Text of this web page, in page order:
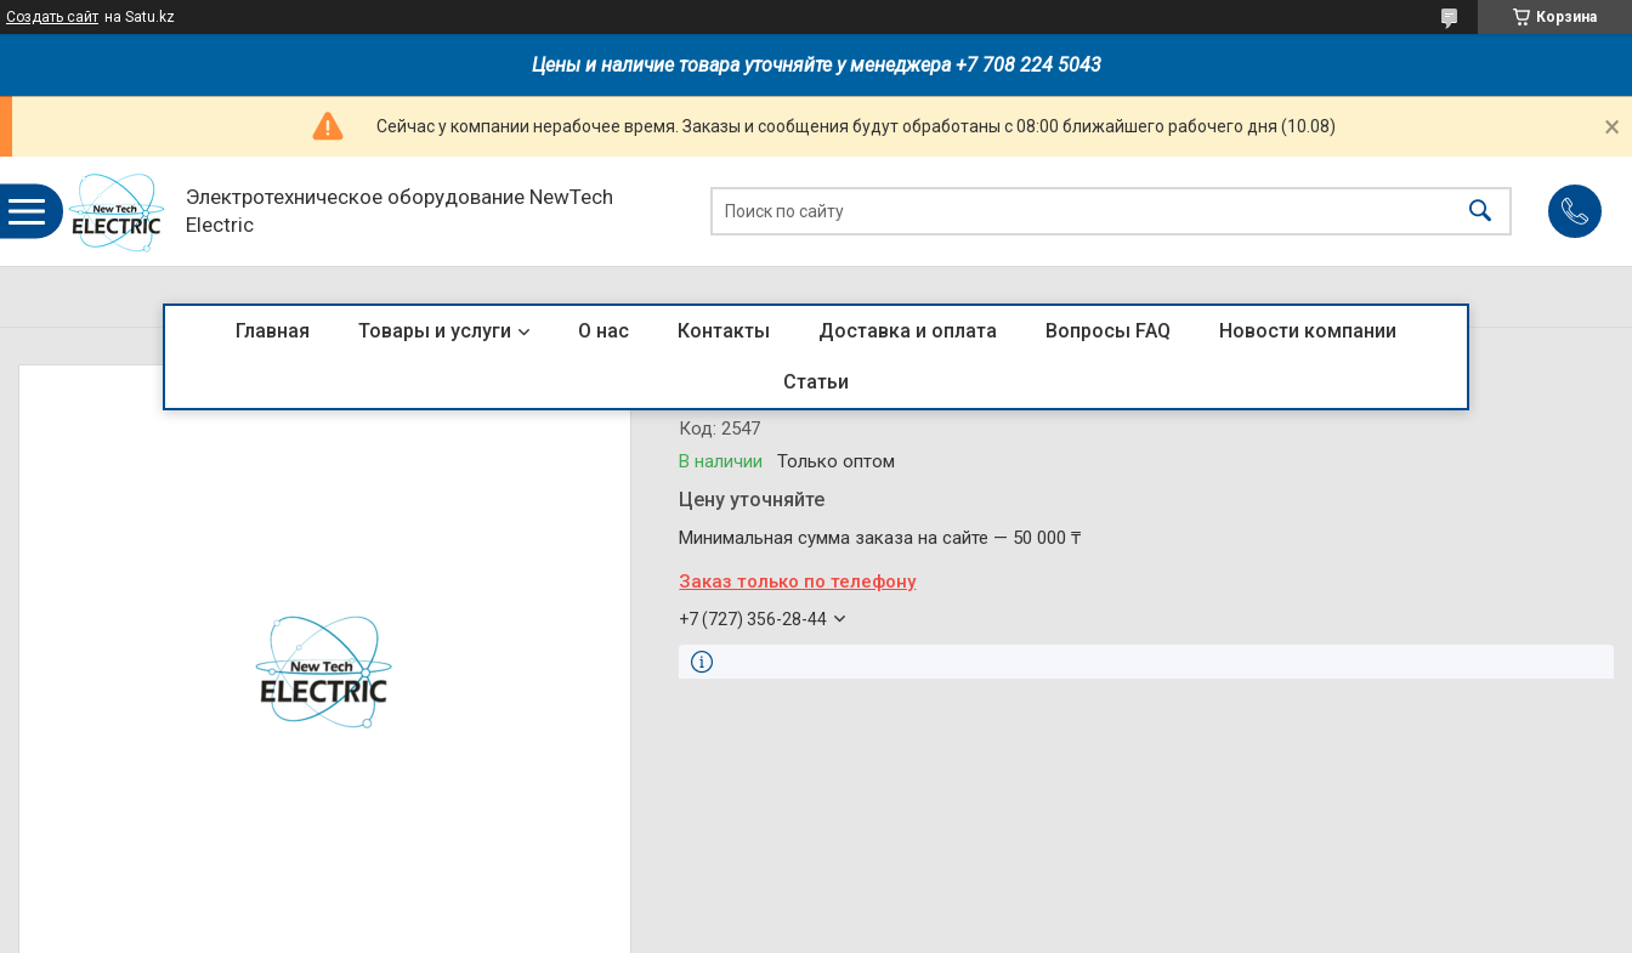
Создать сайт на Satu.kz Корзина
Цены и наличие товара уточняйте у менеджера +7 708 224 5043
Сейчас у компании нерабочее время. Заказы и сообщения будут обработаны с 08:00 ближайшего рабочего дня (10.08)
Электротехническое оборудование NewTech
Electric
Главная Товары и услуги О нас Контакты Доставка и оплата Вопросы FAQ Новости компании
Статьи
S347 розетка с з/к 2-ная 16А с/у з/ш "Дуэт" бежевый WDE226
В наличии Только оптом
Код:2547
Цену уточняйте
Минимальная сумма заказа на сайте — 50 000 ₸
Заказ только по телефону
+7 (727) 356-28-44